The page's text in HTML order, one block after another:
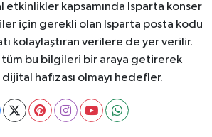
etkinlikler kapsamında Isparta konser
için gerekli olan Isparta posta kodu
kolaylaştıran verilere de yer verilir.
bu bilgileri bir araya getirerek
dijital hafızası olmayı hedefler.